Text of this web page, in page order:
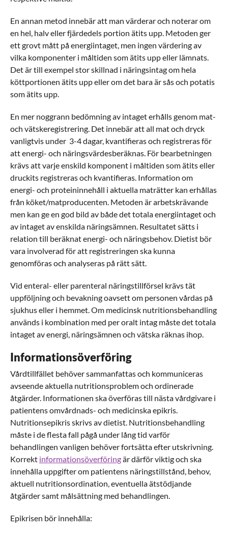
En annan metod innebär att man värderar och noterar om
en hel, halv eller fjärdedels portion ätits upp. Metoden ger
ett grovt mått på energiintaget, men ingen värdering av
vilka komponenter i måltiden som ätits upp eller lämnats.
Det är till exempel stor skillnad i näringsintag om hela
köttportionen ätits upp eller om det bara är sås och potatis
som ätits upp.
En mer noggrann bedömning av intaget erhålls genom mat-
och vätskeregistrering. Det innebär att all mat och dryck
vanligtvis under 3-4 dagar, kvantifieras och registreras för
att energi- och näringsvärdesberäknas. För bearbetningen
krävs att varje enskild komponent i måltiden som ätits eller
druckits registreras och kvantifieras. Information om
energi- och proteininnehåll i aktuella maträtter kan erhållas
från köket/matproducenten. Metoden är arbetskrävande
men kan ge en god bild av både det totala energiintaget och
av intaget av enskilda näringsämnen. Resultatet sätts i
relation till beräknat energi- och näringsbehov. Dietist bör
vara involverad för att registreringen ska kunna
genomföras och analyseras på rätt sätt.
Vid enteral- eller parenteral näringstillförsel krävs tät
uppföljning och bevakning oavsett om personen vårdas på
sjukhus eller i hemmet. Om medicinsk nutritionsbehandling
används i kombination med per oralt intag måste det totala
intaget av energi, näringsämnen och vätska räknas ihop.
Informationsöverföring
Vårdtillfället behöver sammanfattas och kommuniceras
avseende aktuella nutritionsproblem och ordinerade
åtgärder. Informationen ska överföras till nästa vårdgivare i
patientens omvårdnads- och medicinska epikris.
Nutritionsepikris skrivs av dietist. Nutritionsbehandling
måste i de flesta fall pågå under lång tid varför
behandlingen vanligen behöver fortsätta efter utskrivning.
Korrekt informationsöverföringär därför viktig och ska
innehålla uppgifter om patientens näringstillstånd, behov,
aktuell nutritionsordination, eventuella ätstödjande
åtgärder samt målsättning med behandlingen.
Epikrisen bör innehålla: